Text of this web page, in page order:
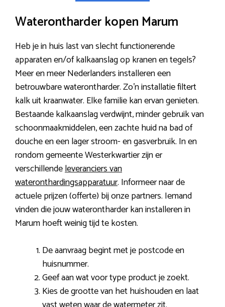
Waterontharder kopen Marum
Heb je in huis last van slecht functionerende
apparaten en/of kalkaanslag op kranen en tegels?
Meer en meer Nederlanders installeren een
betrouwbare waterontharder. Zo’n installatie filtert
kalk uit kraanwater. Elke familie kan ervan genieten.
Bestaande kalkaanslag verdwijnt, minder gebruik van
schoonmaakmiddelen, een zachte huid na bad of
douche en een lager stroom- en gasverbruik. In en
rondom gemeente Westerkwartier zijn er
verschillendeleveranciers van
wateronthardingsapparatuur. Informeer naar de
actuele prijzen (offerte) bij onze partners. Iemand
vinden die jouw waterontharder kan installeren in
Marum hoeft weinig tijd te kosten.
De aanvraag begint met je postcode en
huisnummer.
Geef aan wat voor type product je zoekt.
Kies de grootte van het huishouden en laat